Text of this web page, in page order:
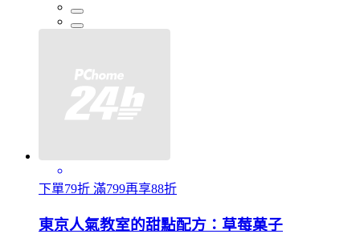
下單79折 滿799再享88折
東京人氣教室的甜點配方：草莓菓子